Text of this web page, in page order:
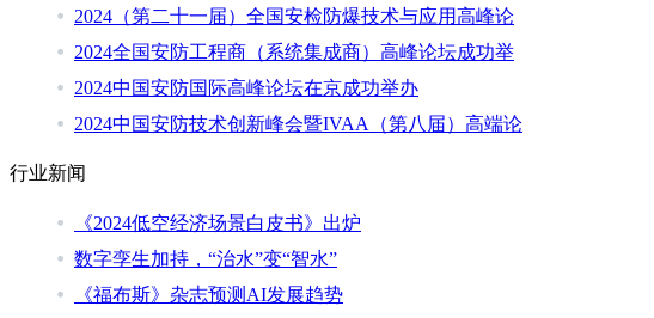
2024（第二十一届）全国安检防爆技术与应用高峰论
2024全国安防工程商（系统集成商）高峰论坛成功举
2024中国安防国际高峰论坛在京成功举办
2024中国安防技术创新峰会暨IVAA（第八届）高端论
行业新闻
《2024低空经济场景白皮书》出炉
数字孪生加持，“治水”变“智水”
《福布斯》杂志预测AI发展趋势